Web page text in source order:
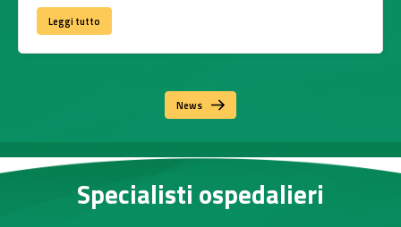
Leggi tutto
News
Specialisti ospedalieri